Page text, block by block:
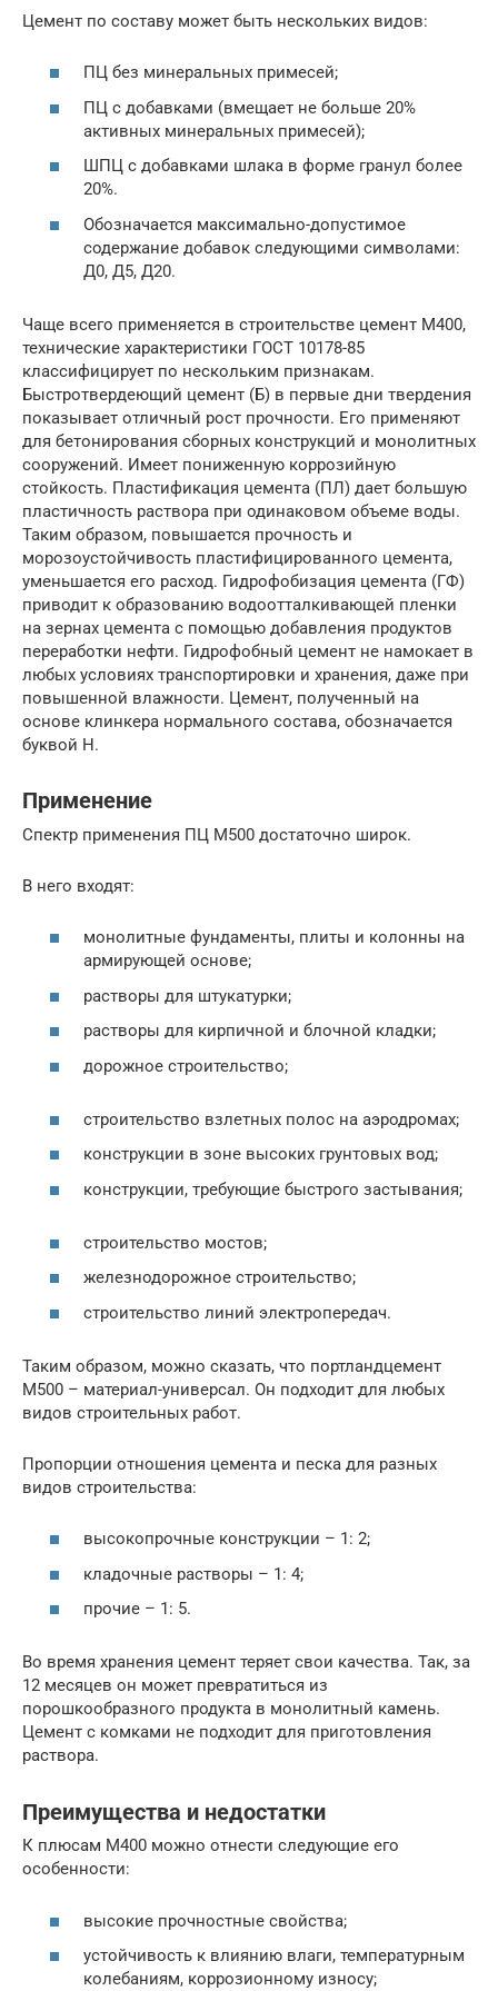
Цемент по составу может быть нескольких видов:
ПЦ без минеральных примесей;
ПЦ с добавками (вмещает не больше 20%
активных минеральных примесей);
ШПЦ с добавками шлака в форме гранул более
20%.
Обозначается максимально-допустимое
содержание добавок следующими символами:
Д0, Д5, Д20.
Чаще всего применяется в строительстве цемент М400,
технические характеристики ГОСТ 10178-85
классифицирует по нескольким признакам.
Быстротвердеющий цемент (Б) в первые дни твердения
показывает отличный рост прочности. Его применяют
для бетонирования сборных конструкций и монолитных
сооружений. Имеет пониженную коррозийную
стойкость. Пластификация цемента (ПЛ) дает большую
пластичность раствора при одинаковом объеме воды.
Таким образом, повышается прочность и
морозоустойчивость пластифицированного цемента,
уменьшается его расход. Гидрофобизация цемента (ГФ)
приводит к образованию водоотталкивающей пленки
на зернах цемента с помощью добавления продуктов
переработки нефти. Гидрофобный цемент не намокает в
любых условиях транспортировки и хранения, даже при
повышенной влажности. Цемент, полученный на
основе клинкера нормального состава, обозначается
буквой Н.
Применение
Спектр применения ПЦ М500 достаточно широк.
В него входят:
монолитные фундаменты, плиты и колонны на
армирующей основе;
растворы для штукатурки;
растворы для кирпичной и блочной кладки;
дорожное строительство;
строительство взлетных полос на аэродромах;
конструкции в зоне высоких грунтовых вод;
конструкции, требующие быстрого застывания;
строительство мостов;
железнодорожное строительство;
строительство линий электропередач.
Таким образом, можно сказать, что портландцемент
М500 – материал-универсал. Он подходит для любых
видов строительных работ.
Пропорции отношения цемента и песка для разных
видов строительства:
высокопрочные конструкции – 1: 2;
кладочные растворы – 1: 4;
прочие – 1: 5.
Во время хранения цемент теряет свои качества. Так, за
12 месяцев он может превратиться из
порошкообразного продукта в монолитный камень.
Цемент с комками не подходит для приготовления
раствора.
Преимущества и недостатки
К плюсам М400 можно отнести следующие его
особенности:
высокие прочностные свойства;
устойчивость к влиянию влаги, температурным
колебаниям, коррозионному износу;